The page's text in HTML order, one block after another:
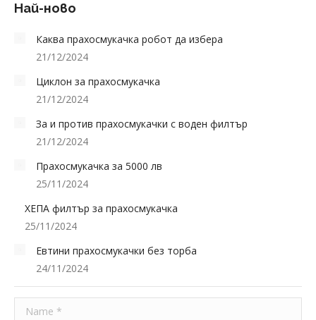
Най-ново
Каква прахосмукачка робот да избера
21/12/2024
Циклон за прахосмукачка
21/12/2024
За и против прахосмукачки с воден филтър
21/12/2024
Прахосмукачка за 5000 лв
25/11/2024
ХЕПА филтър за прахосмукачка
25/11/2024
Евтини прахосмукачки без торба
24/11/2024